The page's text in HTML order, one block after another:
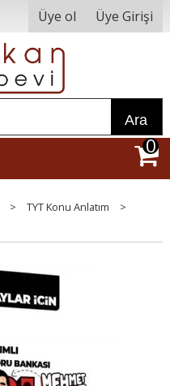
Üye ol Üye Girişi
Ara
0
> TYT Konu Anlatım
>